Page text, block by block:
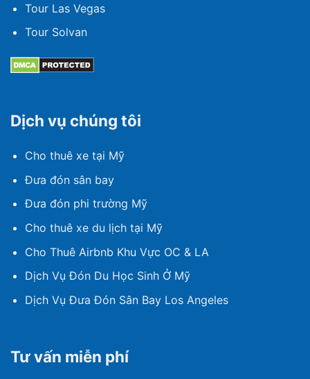
Tour Las Vegas
Tour Solvan
Dịch vụ chúng tôi
Cho thuê xe tại Mỹ
Đưa đón sân bay
Đưa đón phi trường Mỹ
Cho thuê xe du lịch tại Mỹ
Cho Thuê Airbnb Khu Vực OC & LA
Dịch Vụ Đón Du Học Sinh Ở Mỹ
Dịch Vụ Đưa Đón Sân Bay Los Angeles
Tư vấn miễn phí